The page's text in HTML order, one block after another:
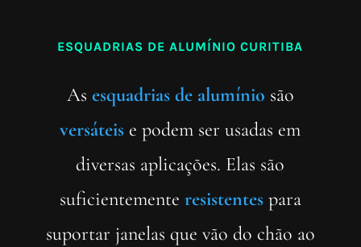
ESQUADRIAS DE ALUMÍNIO CURITIBA
As esquadrias de alumínio são
versáteis e podem ser usadas em
diversas aplicações. Elas são
suficientemente resistentes para
suportar janelas que vão do chão ao